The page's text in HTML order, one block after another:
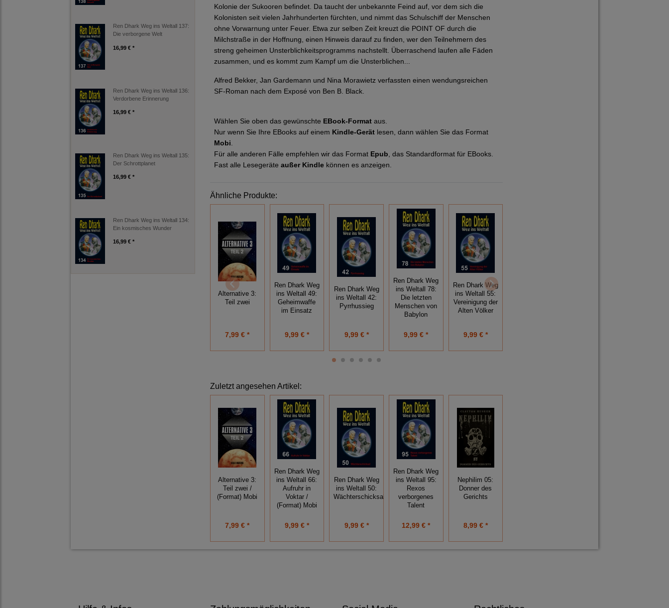
Ren Dhark Weg ins Weltall 137:
Die verborgene Welt
16,99 € *
Ren Dhark Weg ins Weltall 136:
Verdorbene Erinnerung
16,99 € *
Ren Dhark Weg ins Weltall 135:
Der Schrottplanet
16,99 € *
Ren Dhark Weg ins Weltall 134:
Ein kosmisches Wunder
16,99 € *
Kolonie der Sukooren befindet. Da taucht der unbekannte Feind auf, vor dem sich die
Kolonisten seit vielen Jahrhunderten fürchten, und nimmt das Schulschiff der Menschen
ohne Vorwarnung unter Feuer. Etwa zur selben Zeit kreuzt die POINT OF durch die
Milchstraße in der Hoffnung, einen Hinweis darauf zu finden, wer den Teilnehmern des
streng geheimen Unsterblichkeitsprogramms nachstellt. Überraschend laufen alle Fäden
zusammen, und es kommt zum Kampf um die Unsterblichen...
Alfred Bekker, Jan Gardemann und Nina Morawietz verfassten einen wendungsreichen
SF-Roman nach dem Exposé von Ben B. Black.
Wählen Sie oben das gewünschte EBook-Format aus.
Nur wenn Sie Ihre EBooks auf einem Kindle-Gerät lesen, dann wählen Sie das Format
Mobi
Für alle anderen Fälle empfehlen wir das Format Epub , das Standardformat für EBooks.
Fast alle Lesegeräte außer Kindle können es anzeigen.
Ähnliche Produkte:
Alternative 3:
Teil zwei
7,99 € *
Ren Dhark Weg
ins Weltall 49:
Geheimwaffe
im Einsatz
9,99 € *
Ren Dhark Weg
ins Weltall 42:
Pyrrhussieg
9,99 € *
Ren Dhark Weg
ins Weltall 78:
Die letzten
Menschen von
Babylon
9,99 € *
Ren Dhark Weg
ins Weltall 55:
Vereinigung der
Alten Völker
9,99 € *
Zuletzt angesehen Artikel:
Alternative 3:
Teil zwei /
(Format) Mobi
7,99 € *
Ren Dhark Weg
ins Weltall 66:
Aufruhr in
Voktar /
(Format) Mobi
9,99 € *
Ren Dhark Weg
ins Weltall 50:
Wächterschicksal
9,99 € *
Ren Dhark Weg
ins Weltall 95:
Rexos
verborgenes
Talent
12,99 € *
Nephilim 05:
Donner des
Gerichts
8,99 € *